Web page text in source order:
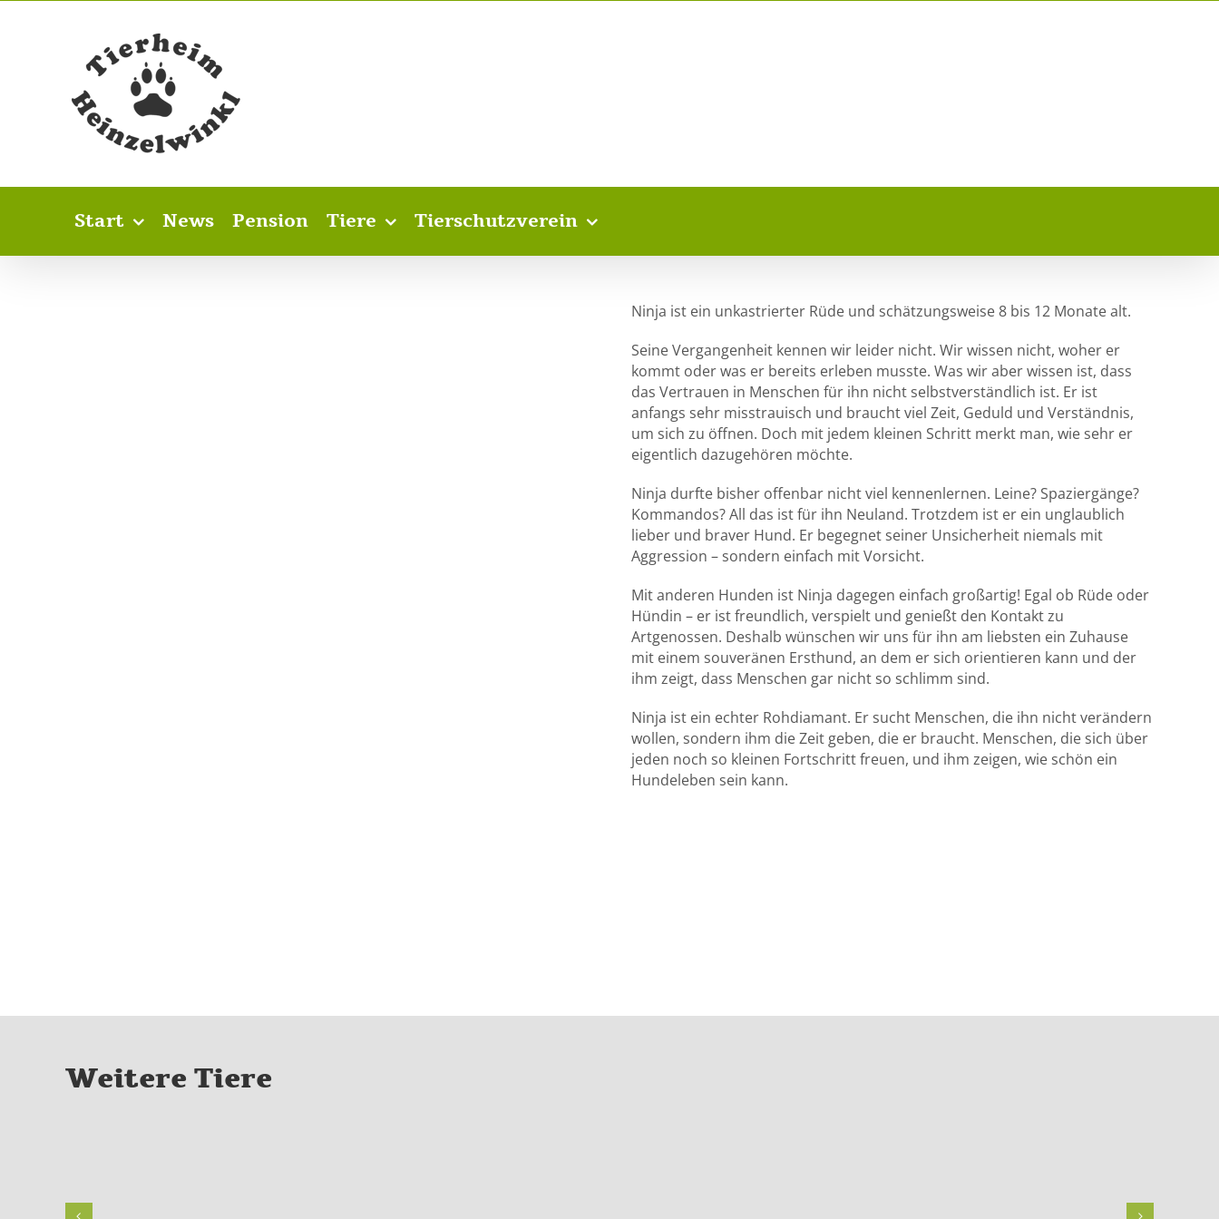
Start News Pension Tiere Tierschutzverein
Ninja ist ein unkastrierter Rüde und schätzungsweise 8 bis 12 Monate alt.
Seine Vergangenheit kennen wir leider nicht. Wir wissen nicht, woher er
kommt oder was er bereits erleben musste. Was wir aber wissen ist, dass
das Vertrauen in Menschen für ihn nicht selbstverständlich ist. Er ist
anfangs sehr misstrauisch und braucht viel Zeit, Geduld und Verständnis,
um sich zu öffnen. Doch mit jedem kleinen Schritt merkt man, wie sehr er
eigentlich dazugehören möchte.
Ninja durfte bisher offenbar nicht viel kennenlernen. Leine? Spaziergänge?
Kommandos? All das ist für ihn Neuland. Trotzdem ist er ein unglaublich
lieber und braver Hund. Er begegnet seiner Unsicherheit niemals mit
Aggression – sondern einfach mit Vorsicht.
Mit anderen Hunden ist Ninja dagegen einfach großartig! Egal ob Rüde oder
Hündin – er ist freundlich, verspielt und genießt den Kontakt zu
Artgenossen. Deshalb wünschen wir uns für ihn am liebsten ein Zuhause
mit einem souveränen Ersthund, an dem er sich orientieren kann und der
ihm zeigt, dass Menschen gar nicht so schlimm sind.
Ninja ist ein echter Rohdiamant. Er sucht Menschen, die ihn nicht verändern
wollen, sondern ihm die Zeit geben, die er braucht. Menschen, die sich über
jeden noch so kleinen Fortschritt freuen, und ihm zeigen, wie schön ein
Hundeleben sein kann.
Weitere Tiere